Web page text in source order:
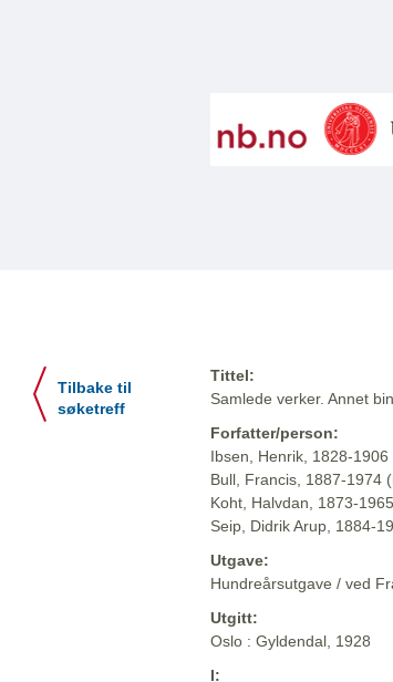
Tilbake til
søketreff
Tittel:
Samlede verker. Annet
Forfatter/person:
Ibsen, Henrik, 1828-
Bull, Francis, 1887-1974
Koht, Halvdan, 1873-
Seip, Didrik Arup, 1884-
Utgave:
Hundreårsutgave / ved
Utgitt:
Oslo : Gyldendal, 1928
I: